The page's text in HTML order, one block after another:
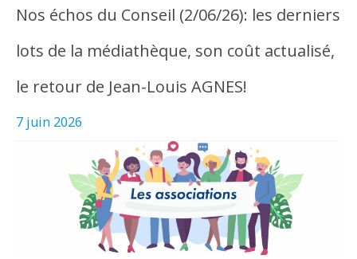
Nos échos du Conseil (2/06/26): les derniers
lots de la médiathèque, son coût actualisé,
le retour de Jean-Louis AGNES!
7 juin 2026